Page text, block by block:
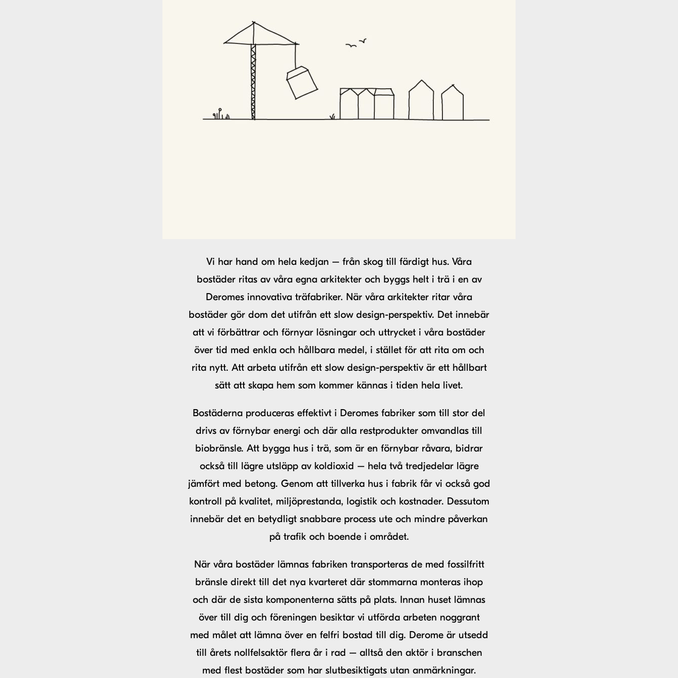
Vi har hand om hela kedjan – från skog till färdigt hus. Våra
bostäder ritas av våra egna arkitekter och byggs helt i trä i en av
Deromes innovativa träfabriker. När våra arkitekter ritar våra
bostäder gör dom det utifrån ett slow design-perspektiv. Det innebär
att vi förbättrar och förnyar lösningar och uttrycket i våra bostäder
över tid med enkla och hållbara medel, i stället för att rita om och
rita nytt. Att arbeta utifrån ett slow design-perspektiv är ett hållbart
sätt att skapa hem som kommer kännas i tiden hela livet.
Bostäderna produceras effektivt i Deromes fabriker som till stor del
drivs av förnybar energi och där alla restprodukter omvandlas till
biobränsle. Att bygga hus i trä, som är en förnybar råvara, bidrar
också till lägre utsläpp av koldioxid – hela två tredjedelar lägre
jämfört med betong. Genom att tillverka hus i fabrik får vi också god
kontroll på kvalitet, miljöprestanda, logistik och kostnader. Dessutom
innebär det en betydligt snabbare process ute och mindre påverkan
på trafik och boende i området.
När våra bostäder lämnas fabriken transporteras de med fossilfritt
bränsle direkt till det nya kvarteret där stommarna monteras ihop
och där de sista komponenterna sätts på plats. Innan huset lämnas
över till dig och föreningen besiktar vi utförda arbeten noggrant
med målet att lämna över en felfri bostad till dig. Derome är utsedd
till årets nollfelsaktör flera år i rad – alltså den aktör i branschen
med flest bostäder som har slutbesiktigats utan anmärkningar.